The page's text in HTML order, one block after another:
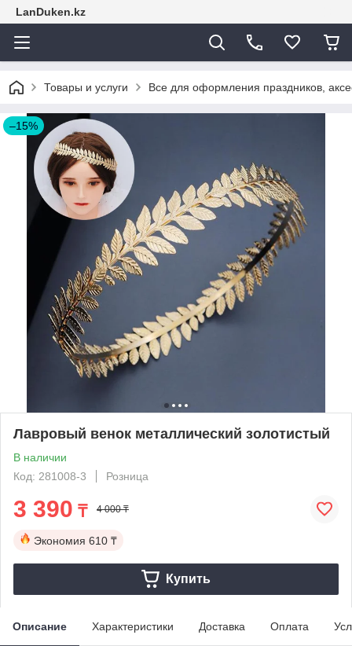
LanDuken.kz
Товары и услуги Все для оформления праздников,
–15%
Лавровый венок металлический золотистый
В наличии
Код: 281008-3
Розница
3 390 ₸ 4 000 ₸
Экономия 610 ₸
Купить
Описание Характеристики Доставка Оплата